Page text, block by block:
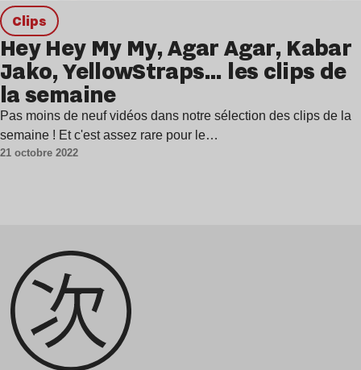
clips
Hey Hey My My, Agar Agar, Kabar
Jako, YellowStraps… les clips de
la semaine
Pas moins de neuf vidéos dans notre sélection des clips de la
semaine ! Et c'est assez rare pour le…
21 octobre 2022